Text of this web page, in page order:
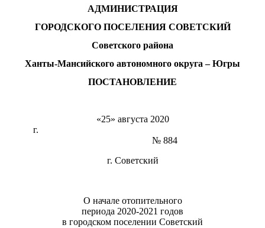
АДМИНИСТРАЦИЯ
ГОРОДСКОГО ПОСЕЛЕНИЯ СОВЕТСКИЙ
Советского района
Ханты-Мансийского автономного округа – Югры
ПОСТАНОВЛЕНИЕ
«25» августа 2020
г.
№ 884
г. Советский
О начале отопительного
периода 2020-2021 годов
в городском поселении Советский